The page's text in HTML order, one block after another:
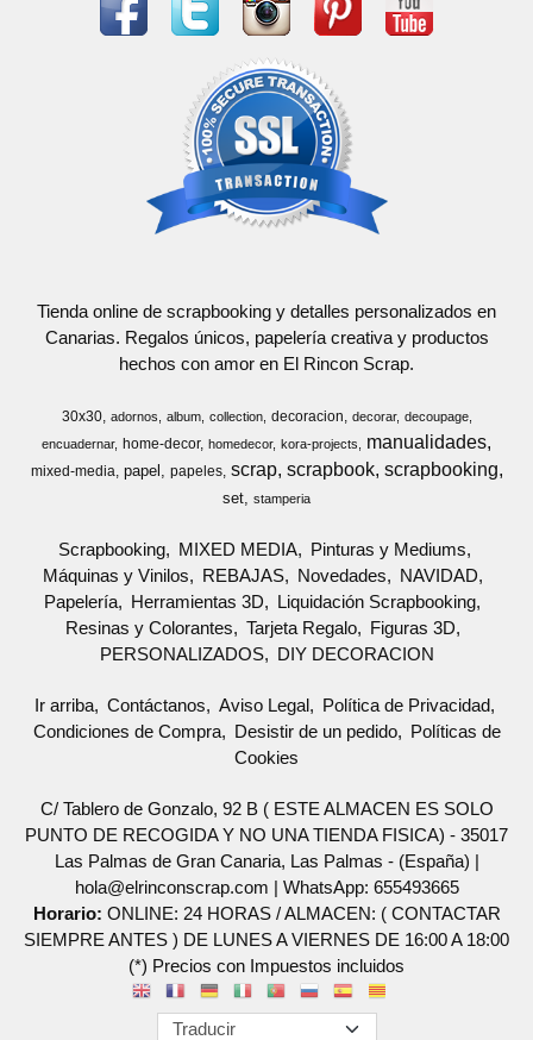
Tienda online de scrapbooking y detalles personalizados en
Canarias. Regalos únicos, papelería creativa y productos
hechos con amor en El Rincon Scrap.
30x30 adornos album collection decoracion decorar
decoupage
encuadernar
home-decor homedecor kora-projects manualidades
mixed-media papel papeles scrap scrapbook scrapbooking
set stamperia
Scrapbooking MIXED MEDIA
Pinturas y Mediums
Máquinas y Vinilos
REBAJAS Novedades
NAVIDAD
Papelería
Herramientas 3D
Liquidación Scrapbooking
Resinas y Colorantes
Tarjeta Regalo
Figuras 3D
PERSONALIZADOS
DIY DECORACION
Ir arriba Contáctanos Aviso Legal
Política de Privacidad
Condiciones de Compra
Desistir de un pedido
Políticas de
Cookies
C/ Tablero de Gonzalo, 92 B ( ESTE ALMACEN ES SOLO
PUNTO DE RECOGIDA Y NO UNA TIENDA FISICA) - 35017
Las Palmas de Gran Canaria, Las Palmas - (España) |
hola@elrinconscrap.com | WhatsApp: 655493665
Horario: ONLINE: 24 HORAS / ALMACEN: ( CONTACTAR
SIEMPRE ANTES ) DE LUNES A VIERNES DE 16:00 A 18:00
(*) Precios con Impuestos incluidos